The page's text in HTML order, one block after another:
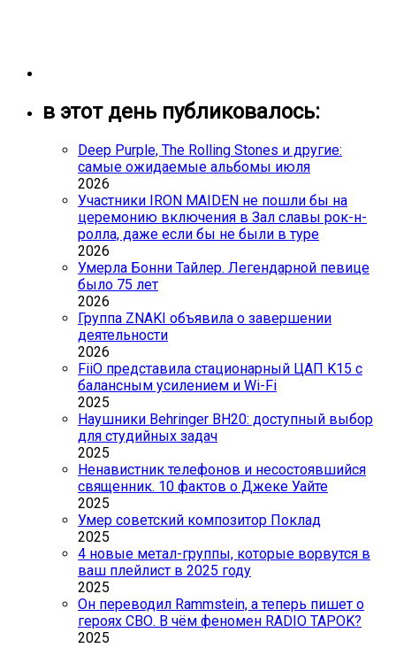
в этот день публиковалось:
Deep Purple, The Rolling Stones и другие:
самые ожидаемые альбомы июля
2026
Участники IRON MAIDEN не пошли бы на
церемонию включения в Зал славы рок-н-
ролла, даже если бы не были в туре
2026
Умерла Бонни Тайлер. Легендарной певице
было 75 лет
2026
Группа ZNAKI объявила о завершении
деятельности
2026
FiiO представила стационарный ЦАП K15 с
балансным усилением и Wi-Fi
2025
Наушники Behringer BH20: доступный выбор
для студийных задач
2025
Ненавистник телефонов и несостоявшийся
священник. 10 фактов о Джеке Уайте
2025
Умер советский композитор Поклад
2025
4 новые метал-группы, которые ворвутся в
ваш плейлист в 2025 году
2025
Он переводил Rammstein, а теперь пишет о
героях СВО. В чём феномен RADIO TAPOK?
2025